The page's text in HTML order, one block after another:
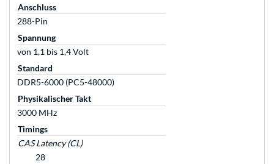
Anschluss
288-Pin
Spannung
von 1,1 bis 1,4 Volt
Standard
DDR5-6000 (PC5-48000)
Physikalischer Takt
3000 MHz
Timings
CAS Latency (CL)
28